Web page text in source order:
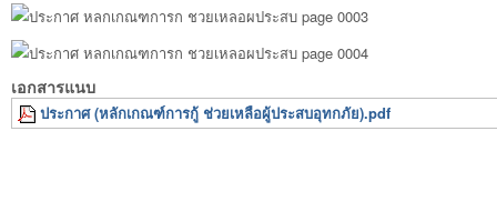
เอกสารแนบ
ประกาศ (หลักเกณฑ์การกู้ ช่วยเหลือผู้ประสบอุทกภัย).pdf